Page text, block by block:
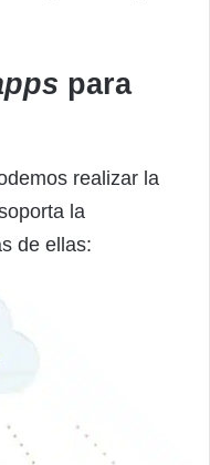
para
realizar la
la
de ellas: